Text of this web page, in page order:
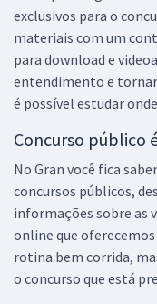
exclusivos para o
materiais com um
para download e
entendimento e
é possível estudar
Concurso público
No Gran você fica
concursos públicos,
informações sobre as
online que
rotina bem corrida,
o concurso que está